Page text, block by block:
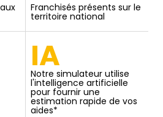
Franchisés présents sur le
territoire national
IA
Notre simulateur utilise
l'intelligence artificielle
pour fournir une
estimation rapide de vos
aides*